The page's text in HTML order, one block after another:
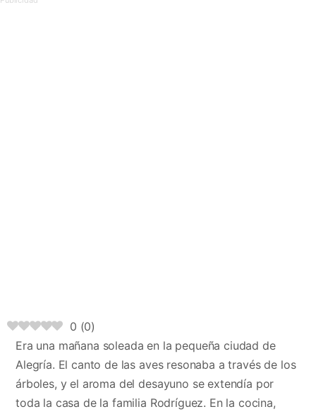
0 (0)
Era una mañana soleada en la pequeña ciudad de
Alegría. El canto de las aves resonaba a través de los
árboles, y el aroma del desayuno se extendía por
toda la casa de la familia Rodríguez. En la cocina,